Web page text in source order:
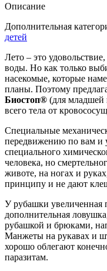
Описание
Дополнительная
детей
Лето – это
воды. Но как только
насекомые, которые
планы. Поэтому
Биостоп® (для младшей
всего тела от
Специальные
передвижению по вам
специального
человека, но
животе, на ногах и
принципу и не дают
У рубашки увеличенная
дополнительная
рубашкой и брюками,
Манжеты на рукавах и
хорошо облегают
паразитам.